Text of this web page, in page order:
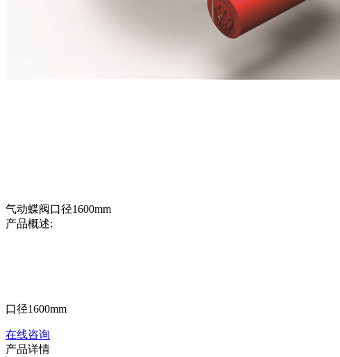
气动蝶阀口径1600mm
产品概述:
口径1600mm
在线咨询
产品详情